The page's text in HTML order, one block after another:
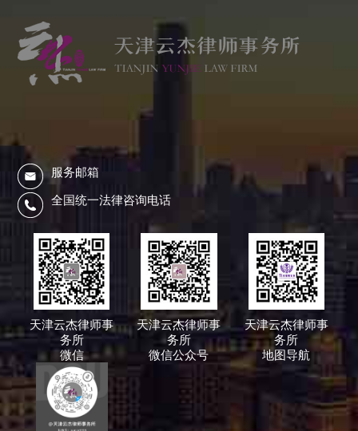
服务邮箱
全国统一法律咨询电话
天津云杰律师事
务所
微信
天津云杰律师事
务所
微信公众号
天津云杰律师事
务所
地图导航